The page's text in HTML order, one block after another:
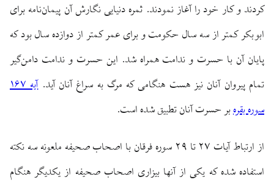
کردند و کار خود را آغاز نمودند. ثمره دنیایی نگارش آن پیمان‌نامه برای
ابوبکر کمتر از سه سال حکومت و برای عمر کمتر از دوازده سال بود که
پایان آن با حسرت و ندامت همراه شد. این حسرت و ندامت دامن‌گیر
تمام پیروان آنان نیز هست هنگامی که مرگ به سراغ آنان آید.
آیه ۱۶۷
سوره بقرهبر حسرت آنان تطبیق شده است.
از ارتباط آیات ۲۷ تا ۲۹ سوره فرقان با اصحاب صحیفه ملعونه سه نکته
استفاده شده که یکی از آنها بیزاری اصحاب صحیفه از یکدیگر هنگام